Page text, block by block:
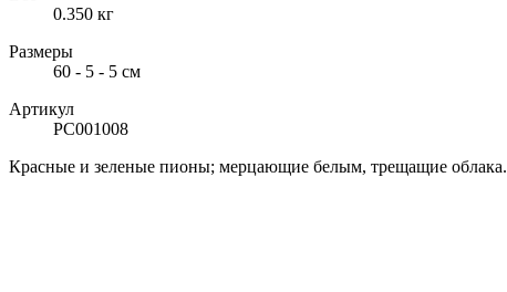
0.350 кг
Размеры
60 - 5 - 5 см
Артикул
РС001008
Красные и зеленые пионы; мерцающие белым, трещащие облака.